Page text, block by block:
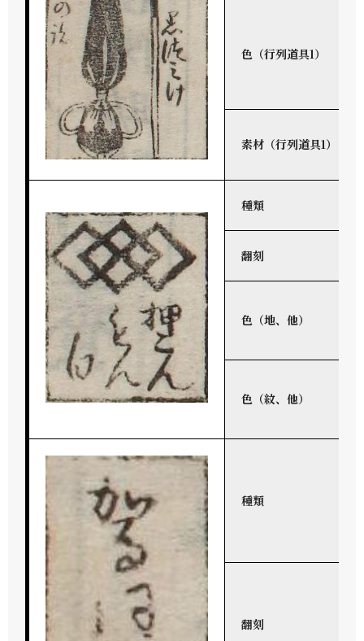
色（行列道具1）
素材（行列道具1）
種類
翻刻
色（地、他）
色（紋、他）
種類
翻刻